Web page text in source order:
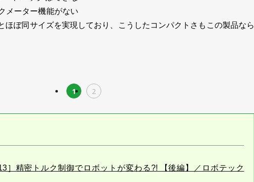
メーター機能がない
ほぼ同サイズを実現しており、こうしたコンパクトさもこの製品なら
1 2
］精密トルク制御でロボットが変わる?! 【後編】／ロボテック